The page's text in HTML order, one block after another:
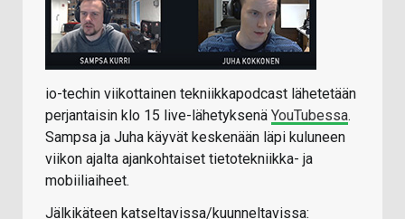
io-techin viikottainen tekniikkapodcast lähetetään
perjantaisin klo 15 live-lähetyksenä YouTubessa.
Sampsa ja Juha käyvät keskenään läpi kuluneen
viikon ajalta ajankohtaiset tietotekniikka- ja
mobiiliaiheet.
Jälkikäteen katseltavissa/kuunneltavissa: